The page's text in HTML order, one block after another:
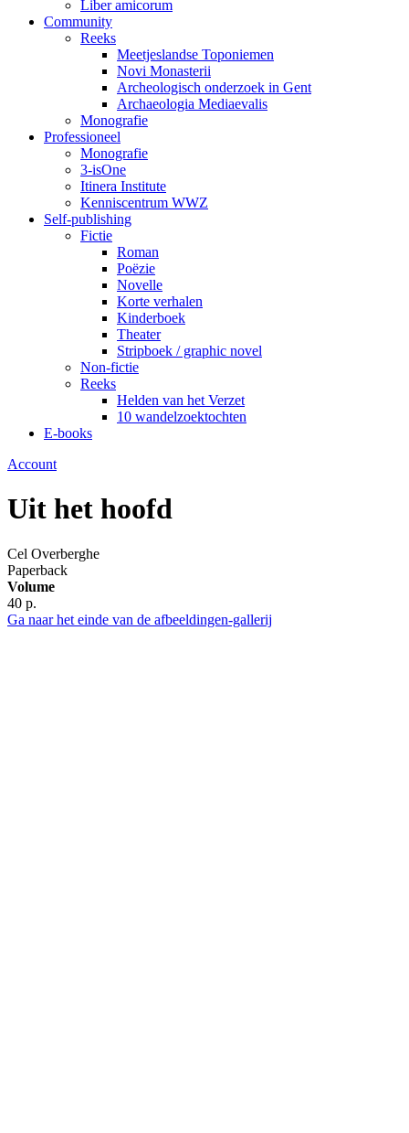
Liber amicorum
Community
Reeks
Meetjeslandse Toponiemen
Novi Monasterii
Archeologisch onderzoek in Gent
Archaeologia Mediaevalis
Monografie
Professioneel
Monografie
3-isOne
Itinera Institute
Kenniscentrum WWZ
Self-publishing
Fictie
Roman
Poëzie
Novelle
Korte verhalen
Kinderboek
Theater
Stripboek / graphic novel
Non-fictie
Reeks
Helden van het Verzet
10 wandelzoektochten
E-books
Account
Uit het hoofd
Cel Overberghe
Paperback
Volume
40 p.
Ga naar het einde van de afbeeldingen-gallerij